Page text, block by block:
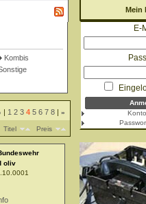
Mein
E-
Kombis
| 1 2 3 4 5 6 7 8 |»
Titel Preis
oliv